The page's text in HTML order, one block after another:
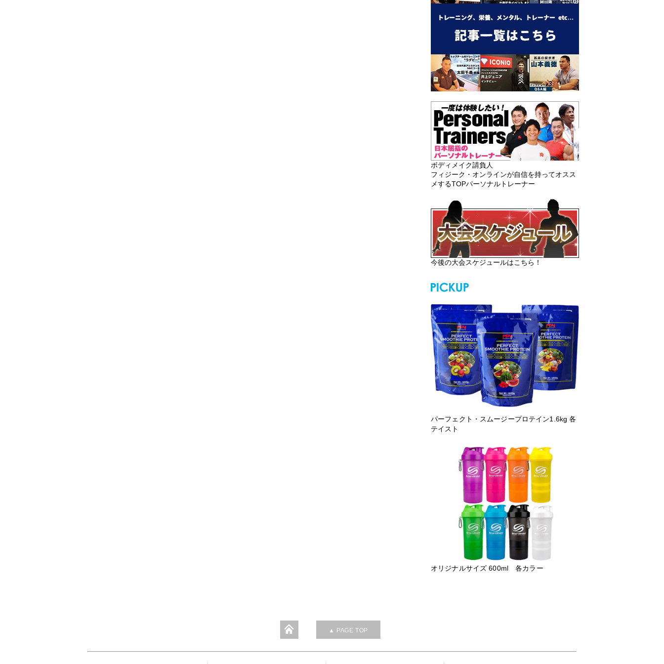
ボディメイク請負人
フィジーク・オンラインが自信を持ってオスス
メするTOPパーソナルトレーナー
今後の大会スケジュールはこちら！
パーフェクト・スムージープロテイン1.6kg 各
テイスト
オリジナルサイズ 600ml 各カラー
▲ PAGE TOP